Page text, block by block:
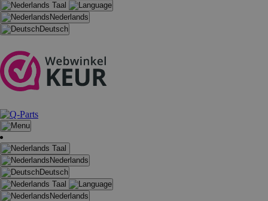
Taal
Nederlands
Deutsch
Taal
Nederlands
Deutsch
Taal
Nederlands